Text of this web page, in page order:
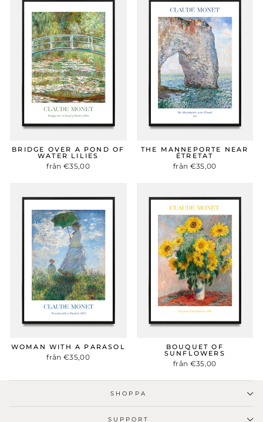
BRIDGE OVER A POND OF
WATER LILIES
från €35,00
THE MANNEPORTE NEAR
ÉTRETAT
från €35,00
WOMAN WITH A PARASOL
från €35,00
BOUQUET OF
SUNFLOWERS
från €35,00
SHOPPA
SUPPORT